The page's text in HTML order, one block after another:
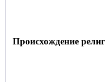
Происхождение